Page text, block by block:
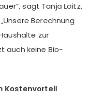
sagt Tanja Loitz,
Berechnung
zur
auch keine Bio-
Kostenvorteil